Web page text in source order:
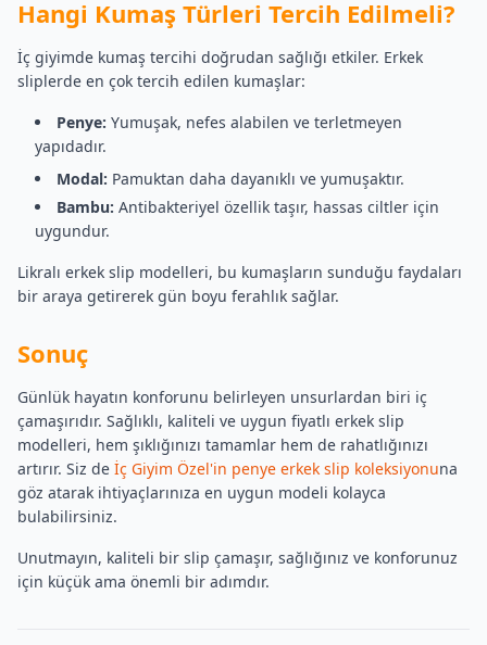
Hangi Kumaş Türleri Tercih Edilmeli?
İç giyimde kumaş tercihi doğrudan sağlığı etkiler. Erkek
sliplerde en çok tercih edilen kumaşlar:
Penye: Yumuşak, nefes alabilen ve terletmeyen
yapıdadır.
Modal: Pamuktan daha dayanıklı ve yumuşaktır.
Bambu: Antibakteriyel özellik taşır, hassas ciltler için
uygundur.
Likralı erkek slip modelleri, bu kumaşların sunduğu faydaları
bir araya getirerek gün boyu ferahlık sağlar.
Sonuç
Günlük hayatın konforunu belirleyen unsurlardan biri iç
çamaşırıdır. Sağlıklı, kaliteli ve uygun fiyatlı erkek slip
modelleri, hem şıklığınızı tamamlar hem de rahatlığınızı
artırır. Siz de İç Giyim Özel'in penye erkek slip koleksiyonuna
göz atarak ihtiyaçlarınıza en uygun modeli kolayca
bulabilirsiniz.
Unutmayın, kaliteli bir slip çamaşır, sağlığınız ve konforunuz
için küçük ama önemli bir adımdır.